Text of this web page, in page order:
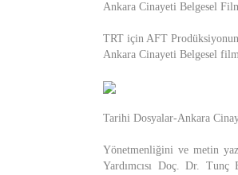
Ankara Cinayeti Belgesel
TRT için AFT Prodüksiyonun
Ankara Cinayeti Belgesel
Tarihi Dosyalar-Ankara
Yönetmenliğini ve metin
Yardımcısı Doç. Dr. Tunç